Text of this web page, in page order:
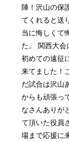
陣！沢山の保
てくれると送
当に悔しくて
た。 関西大
初めての遠征
来てました！
だ試合は沢山
からも頑張っ
なさんありが
て頂いた役員
場まで応援に